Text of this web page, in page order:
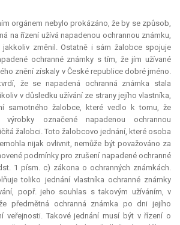
orgánem nebylo prokázáno, že by se způsob,
na řízení užívá napadenou ochrannou známku,
změnil. Ostatně i sám žalobce spojuje
ochranné známky s tím, že jím užívané
znění získaly v České republice dobré jméno.
že se napadená ochranná známka stala
v důsledku užívání ze strany jejího vlastníka,
samotného žalobce, které vedlo k tomu, že
výrobky označené napadenou ochrannou
žalobci. Toto žalobcovo jednání, které osoba
nijak ovlivnit, nemůže být považováno za
podmínky pro zrušení napadené ochranné
1 písm. c) zákona o ochranných známkách.
toliko jednání vlastníka ochranné známky
popř. jeho souhlas s takovým užíváním, v
předmětná ochranná známka po dni jejího
veřejnosti. Takové jednání musí být v řízení o